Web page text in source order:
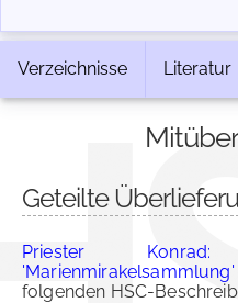
Verzeichnisse Literatur
Geteilte
Priester Konrad:
'Marienmirakelsammlung'
folgenden HSC-